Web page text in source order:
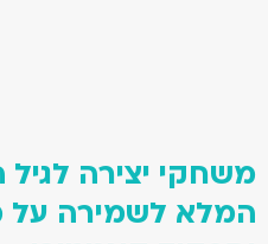
משחקי יצירה
המלא לשמירה על